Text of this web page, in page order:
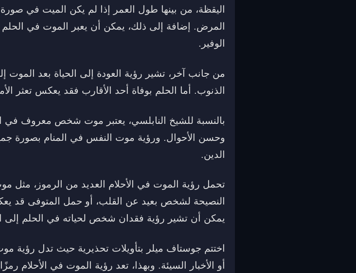
اليقظة، من بينها طول العمر إذا لم يكن الميت في
المرض. إضافة إلى ذلك، يمكن أن يعبر الموت في
الوفير.
من جانب آخر، تشير رؤية العودة إلى الحياة بعد الموت
الذنوب. أما الحلم بوفاة أحد الأقارب فقد يعكس تعثر
بالنسبة للشيخ النابلسي، يعتبر موت شخص معروف في
وحسن الأحوال. ورؤية موت النفس في المنام بصورة
الدين.
تحمل رؤية الموت في الأحلام العديد من الرموز، مثل
النصيحة لشخص بعيد عن القلب، أو حمل المتوفى قد
يمكن أن تشير رؤية فقدان شخص لحياته في الحلم إلى
اختتم جوستاف ميلر بتأويلات تحذيرية حيث تدل
أو الأخبار السيئة. وبهذا، تعد رؤية الموت في الأحلام